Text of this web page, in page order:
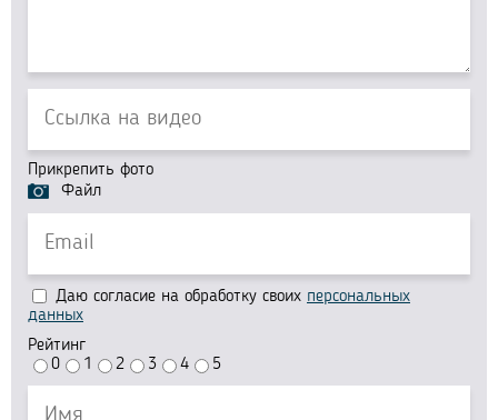
Прикрепить фото
Файл
Даю согласие на обработку своих персональных
данных
Рейтинг
0
1 2 3 4 5